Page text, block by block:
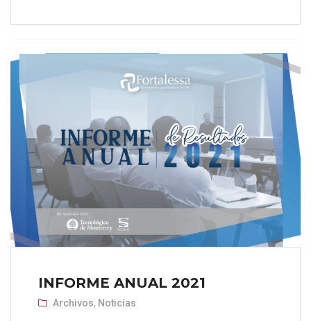
INFORME ANUAL 2021
Archivos, Noticias